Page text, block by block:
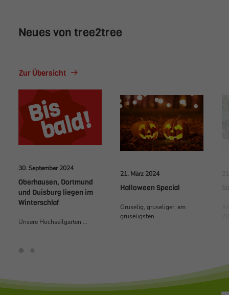
Neues von tree2tree
Zur Übersicht
30. September 2024
Oberhausen, Dortmund
und Duisburg liegen im
Winterschlaf
Unsere Hochseilgärten ...
21. März 2024
Halloween Special
Gruselig, gruseliger, am
gruseligsten ...